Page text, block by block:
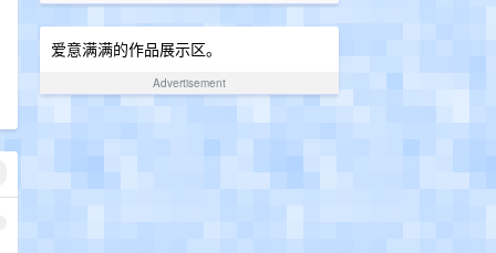
爱意满满的作品展示区。
Advertisement